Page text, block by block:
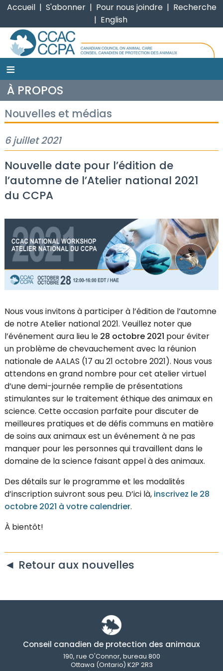
Accueil | S'abonner | Pour nous joindre | Recherche
| English
CCPA
≡
À PROPOS
Nouvelles et médias
6 juillet 2021
Nouvelle date pour l’édition de
l’automne de l’Atelier national 2021
du CCPA
Nous vous invitons à participer à l’édition de l’automne
de notre Atelier national 2021. Veuillez noter que
l’événement aura lieu le 28 octobre 2021 pour éviter
un problème de chevauchement avec la réunion
nationale de AALAS (17 au 21 octobre 2021). Nous vous
attendons en grand nombre pour cet atelier virtuel
d’une demi-journée remplie de présentations
stimulantes sur le traitement éthique des animaux en
science. Cette occasion parfaite pour discuter de
meilleures pratiques et de défis communs en matière
de soins aux animaux est un événement à ne pas
manquer pour les personnes qui travaillent dans le
domaine de la science faisant appel à des animaux.
Des détails sur le programme et les modalités
d’inscription suivront sous peu. D’ici là, inscrivez le 28
octobre 2021 à votre calendrier.
À bientôt!
◄ Retour aux nouvelles
Conseil canadien de protection des animaux
190, rue O'Connor, bureau 800
Ottawa (Ontario) K2P 2R3